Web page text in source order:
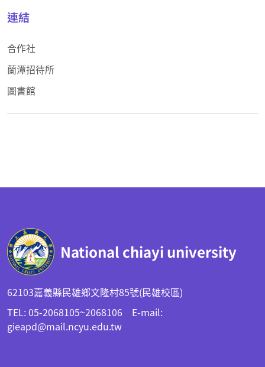
連結
合作社
蘭潭招待所
圖書館
National chiayi university
62103嘉義縣民雄鄉文隆村85號(民雄校區)
TEL: 05-2068105~2068106 E-mail:
gieapd@mail.ncyu.edu.tw